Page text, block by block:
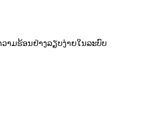
າມຮ້ອນຢ່າງລຽບງ່າຍໃນລະບົບ